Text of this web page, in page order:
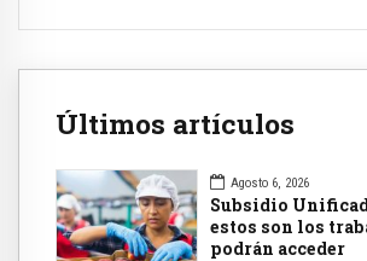
Últimos artículos
Agosto 6, 2026
Subsidio
estos son los
podrán acceder